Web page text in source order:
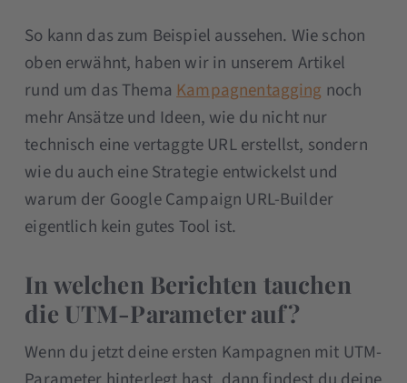
So kann das zum Beispiel aussehen. Wie schon
oben erwähnt, haben wir in unserem Artikel
rund um das ThemaKampagnentagging noch
mehr Ansätze und Ideen, wie du nicht nur
technisch eine vertaggte URL erstellst, sondern
wie du auch eine Strategie entwickelst und
warum der Google Campaign URL-Builder
eigentlich kein gutes Tool ist.
In welchen Berichten tauchen
die UTM-Parameter auf?
Wenn du jetzt deine ersten Kampagnen mit UTM-